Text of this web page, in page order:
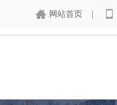
网站首页